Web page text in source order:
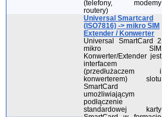
(telefony, modemy
routery)
Universal Smartcard
(ISO7816) -> mikro SIM
Extender / Konwerter
Universal SmartCard 2
mikro SIM
Konwerter/Extender jest
interfacem
(przedłużaczem i
konwerterem) slotu
SmartCard
umożliwiającym
podłączenie
standardowej karty